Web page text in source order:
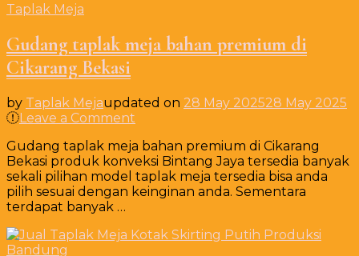
Taplak Meja
Gudang taplak meja bahan premium di
Cikarang Bekasi
by Taplak Mejaupdated on 28 May 202528 May 2025
Leave a Comment
taplak
meja
bahan
premium
Bekasi
Gudang taplak meja bahan premium di Cikarang
Bekasi produk konveksi Bintang Jaya tersedia banyak
sekali pilihan model taplak meja tersedia bisa anda
pilih sesuai dengan keinginan anda. Sementara
terdapat banyak …